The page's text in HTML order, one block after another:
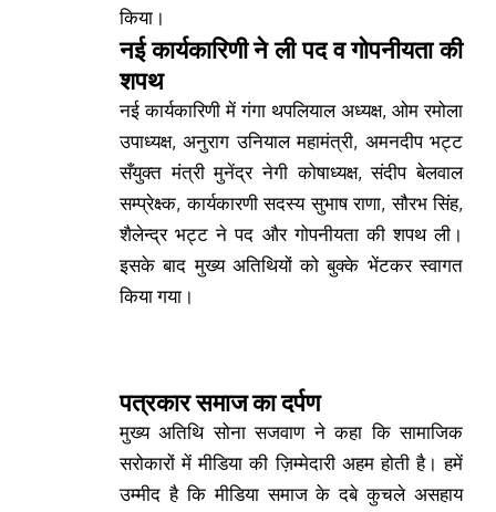
किया।
नई कार्यकारिणी ने ली पद व गोपनीयता की
शपथ
नई कार्यकारिणी में गंगा थपलियाल अध्यक्ष, ओम रमोला
उपाध्यक्ष, अनुराग उनियाल महामंत्री, अमनदीप भट्ट
सँयुक्त मंत्री मुनेंद्र नेगी कोषाध्यक्ष, संदीप बेलवाल
सम्प्रेक्ष्क, कार्यकारणी सदस्य सुभाष राणा, सौरभ सिंह,
शैलेन्द्र भट्ट ने पद और गोपनीयता की शपथ ली।
इसके बाद मुख्य अतिथियों को बुक्के भेंटकर स्वागत
किया गया।
पत्रकार समाज का दर्पण
मुख्य अतिथि सोना सजवाण ने कहा कि सामाजिक
सरोकारों में मीडिया की ज़िम्मेदारी अहम होती है। हमें
उम्मीद है कि मीडिया समाज के दबे कुचले असहाय